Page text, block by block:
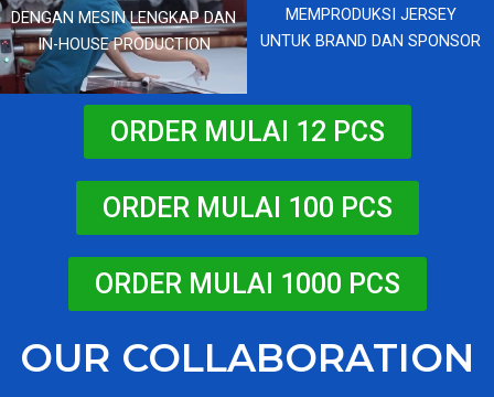
DENGAN MESIN LENGKAP DAN
IN-HOUSE PRODUCTION
MEMPRODUKSI JERSEY
UNTUK BRAND DAN SPONSOR
ORDER MULAI 12 PCS
ORDER MULAI 100 PCS
ORDER MULAI 1000 PCS
OUR COLLABORATION